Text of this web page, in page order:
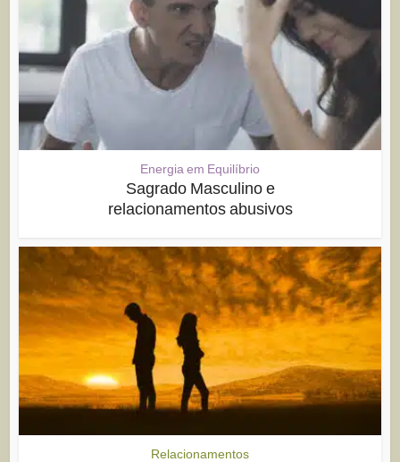
Energia em Equilíbrio
Sagrado Masculino e
relacionamentos abusivos
Relacionamentos